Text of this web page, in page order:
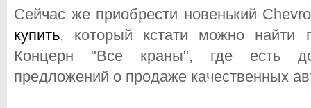
Сейчас же приобрести новенький
купить, который кстати можно
Концерн "Все краны", где есть
предложений о продаже качественных